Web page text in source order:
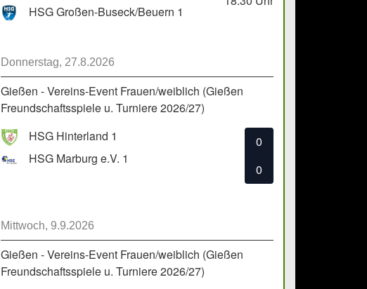
HSG Großen-Buseck/Beuern 1
Donnerstag, 27.8.2026
Gießen - Vereins-Event Frauen/weiblich (Gießen
Freundschaftsspiele u. Turniere 2026/27)
HSG Hinterland 1
HSG Marburg e.V. 1
0
0
Mittwoch, 9.9.2026
Gießen - Vereins-Event Frauen/weiblich (Gießen
Freundschaftsspiele u. Turniere 2026/27)